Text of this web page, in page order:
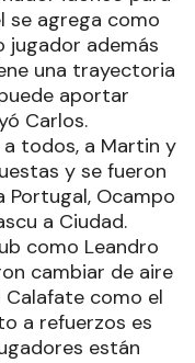
formoseño y
de Cristian
de un
y la gran
uno de los
de Martín López
del nuevo
sabemos de su
donde pasó por
Rivadavia
paso reciente
Árabes Unidos.
idóneo para